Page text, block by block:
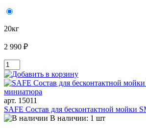
20кг
2 990 ₽
арт. 15011
SAFE Состав для бесконтактной мойки
В наличии: 1 шт